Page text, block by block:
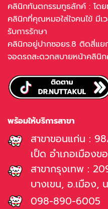
คลินิกทันตกรรมทูธลักค์ : โด
คลินิกที่คุณหมอใส่ใจคนไข้ มีเ
รับการรักษา
คลินิกอยู่ปากซอยร.8 ติดสี่แย
จอดรถสะดวกสบายหน้าคลินิก
พร้อมให้บริการสาขา
สาขาขอนแก่น :
เป็ด อำเภอเมือง
สาขากรุงเทพ :
บางเขน, อ.เมือง,
098-890-6005